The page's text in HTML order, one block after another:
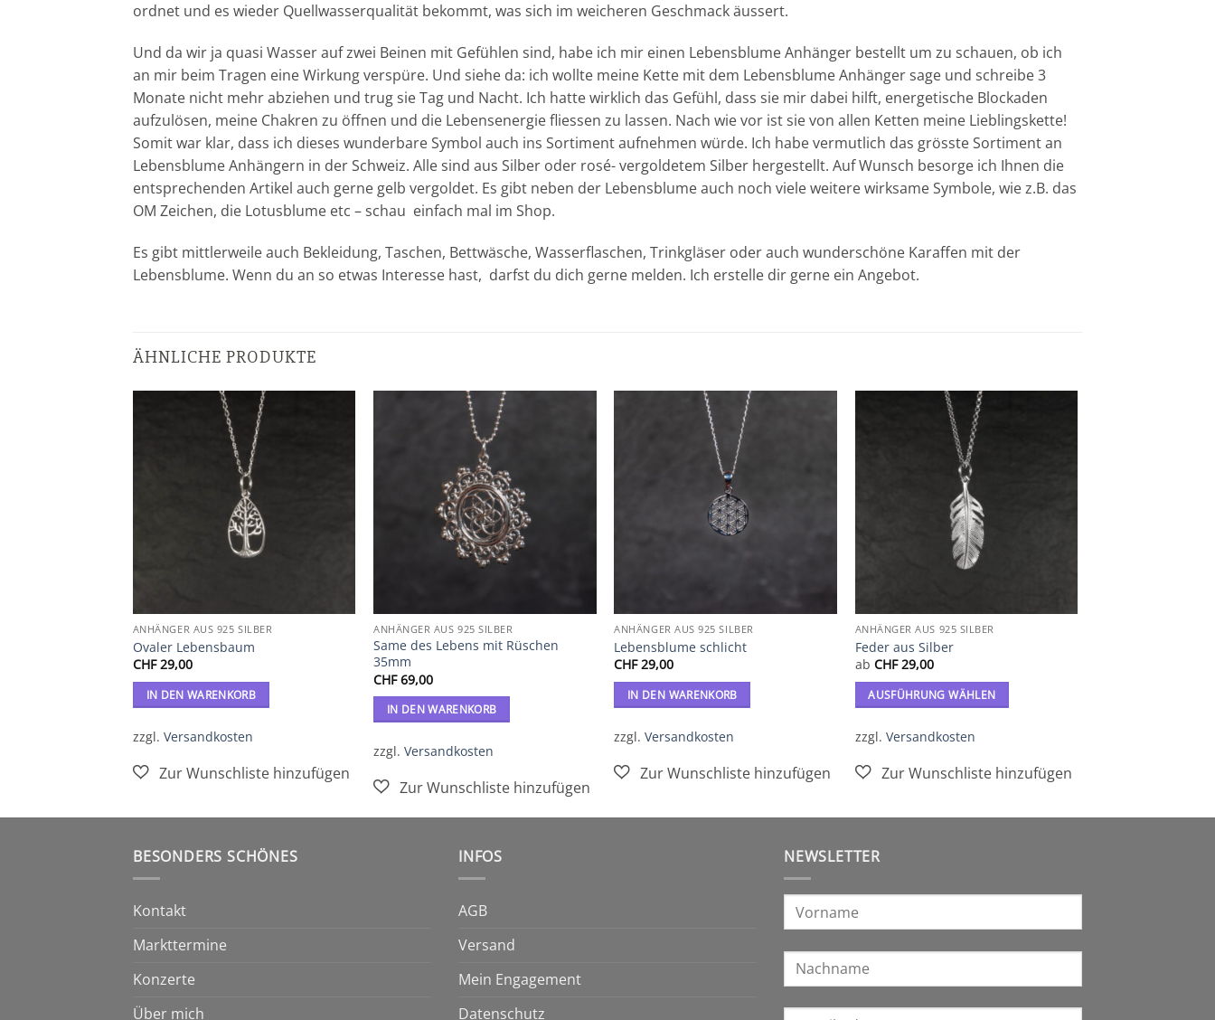
ordnet und es wieder Quellwasserqualität bekommt, was sich im weicheren Geschmack äussert.
Und da wir ja quasi Wasser auf zwei Beinen mit Gefühlen sind, habe ich mir einen Lebensblume Anhänger bestellt um zu schauen, ob ich
an mir beim Tragen eine Wirkung verspüre. Und siehe da: ich wollte meine Kette mit dem Lebensblume Anhänger sage und schreibe 3
Monate nicht mehr abziehen und trug sie Tag und Nacht. Ich hatte wirklich das Gefühl, dass sie mir dabei hilft, energetische Blockaden
aufzulösen, meine Chakren zu öffnen und die Lebensenergie fliessen zu lassen. Nach wie vor ist sie von allen Ketten meine Lieblingskette!
Somit war klar, dass ich dieses wunderbare Symbol auch ins Sortiment aufnehmen würde. Ich habe vermutlich das grösste Sortiment an
Lebensblume Anhängern in der Schweiz. Alle sind aus Silber oder rosé- vergoldetem Silber hergestellt. Auf Wunsch besorge ich Ihnen die
entsprechenden Artikel auch gerne gelb vergoldet. Es gibt neben der Lebensblume auch noch viele weitere wirksame Symbole, wie z.B. das
OM Zeichen, die Lotusblume etc – schau einfach mal im Shop.
Es gibt mittlerweile auch Bekleidung, Taschen, Bettwäsche, Wasserflaschen, Trinkgläser oder auch wunderschöne Karaffen mit der
Lebensblume. Wenn du an so etwas Interesse hast, darfst du dich gerne melden. Ich erstelle dir gerne ein Angebot.
ÄHNLICHE PRODUKTE
ANHÄNGER AUS 925 SILBER
Ovaler Lebensbaum
CHF29,00
IN DEN WARENKORB
zzgl. Versandkosten
ANHÄNGER AUS 925 SILBER
Same des Lebens mit Rüschen
35mm
CHF69,00
IN DEN WARENKORB
zzgl.Versandkosten
ANHÄNGER AUS 925 SILBER
Lebensblume schlicht
CHF29,00
IN DEN WARENKORB
zzgl.Versandkosten
ANHÄNGER AUS 925 SILBER
Feder aus Silber
ab CHF29,00
AUSFÜHRUNG WÄHLEN
Produkt
mehrere
auf.
Optionen
der
gewählt
werden
zzgl. Versandkosten
BESONDERS SCHÖNES
Kontakt
Markttermine
Konzerte
Über mich
INFOS
AGB
Versand
Mein Engagement
Datenschutz
NEWSLETTER